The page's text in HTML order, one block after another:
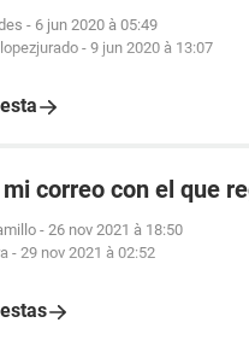
- 6 jun 2020 à 05:49
- 9 jun 2020 à 13:07
correo con el que
- 26 nov 2021 à 18:50
- 29 nov 2021 à 02:52